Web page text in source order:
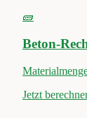
🧱
Beton-
Jetzt